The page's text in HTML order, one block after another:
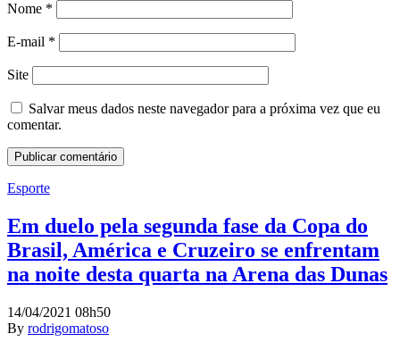
Nome *
E-mail *
Site
Salvar meus dados neste navegador para a próxima vez que eu
comentar.
Esporte
Em duelo pela segunda fase da Copa do
Brasil, América e Cruzeiro se enfrentam
na noite desta quarta na Arena das Dunas
14/04/2021 08h50
By rodrigomatoso